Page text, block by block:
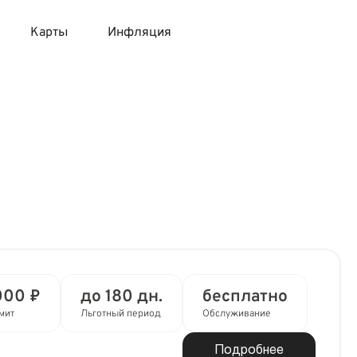
Карты
без посещения банка
Инфляция
₽ до 180 дн.
Льготный период
бесплатно
Обслуживание
Подробнее